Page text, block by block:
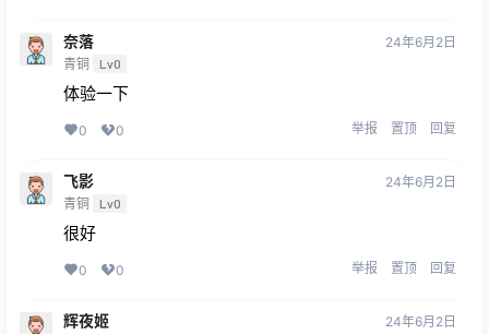
奈落
青铜 Lv0
24年6月2日
体验一下
0 0 举报 置顶 回复
飞影
青铜 Lv0
24年6月2日
很好
0 0 举报 置顶 回复
辉夜姬 24年6月2日